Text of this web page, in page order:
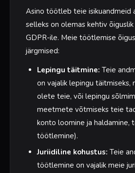
Asino töötleb teie isikuandmeid
selleks on olemas kehtiv
GDPR-ile. Meie töötlemise
järgmised:
Lepingu täitmine: Teie
on vajalik lepingu täitmiseks,
olete teie, või lepingu
meetmete võtmiseks teie
konto loomine ja haldamine,
töötlemine).
Juriidiline kohustus: Teie
töötlemine on vajalik meie